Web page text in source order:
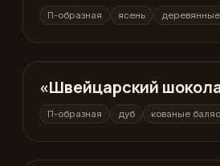
П-образная ясень
П-образная
«Швейцарский
П-образная дуб кованые